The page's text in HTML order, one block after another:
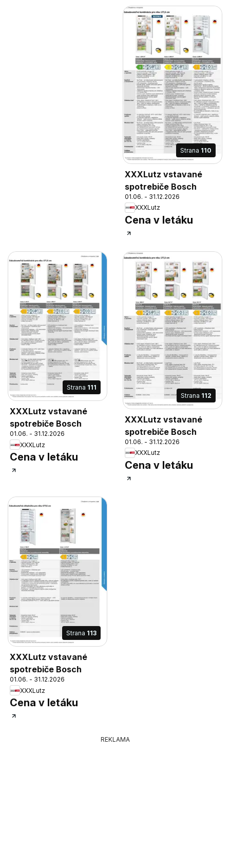
Strana 110
XXXLutz vstavané
spotrebiče Bosch
01.06. - 31.12.2026
XXXLutz
Cena v letáku
Strana 111
XXXLutz vstavané
spotrebiče Bosch
01.06. - 31.12.2026
XXXLutz
Cena v letáku
Strana 112
XXXLutz vstavané
spotrebiče Bosch
01.06. - 31.12.2026
XXXLutz
Cena v letáku
Strana 113
XXXLutz vstavané
spotrebiče Bosch
01.06. - 31.12.2026
XXXLutz
Cena v letáku
REKLAMA